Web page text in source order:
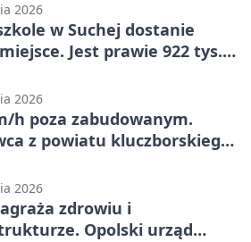
2026
w Suchej dostanie
Jest prawie 922 tys.
2026
h poza zabudowanym.
z powiatu kluczborskiego
2026
zdrowiu i
Opolski urząd